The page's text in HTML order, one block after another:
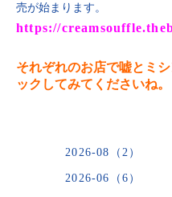
売が始まります。
https://
それぞれのお店で嘘とミ
ックしてみてくださいね。
2026-08（2）
2026-06（6）